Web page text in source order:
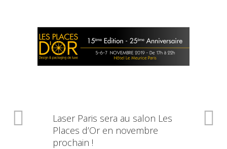
Laser Paris sera au salon Les
Places d’Or en novembre
prochain !